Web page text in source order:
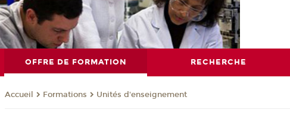
OFFRE DE FORMATION RECHERCHE
Accueil Formations Unités d'enseignement